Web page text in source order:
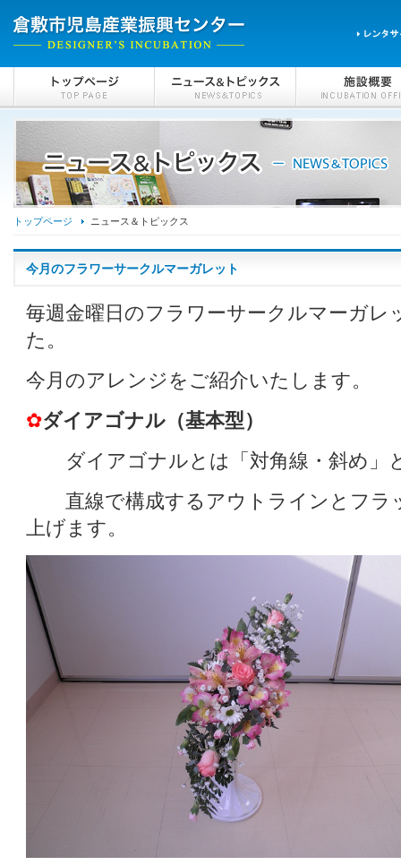
トップページ ニュース＆トピックス
今月のフラワーサークルマーガレット
毎週金曜日のフラワーサークルマーガレ
た。
今月のアレンジをご紹介いたします。
✿ダイアゴナル（基本型）
ダイアゴナルとは「対角線・斜め」
直線で構成するアウトラインとフラ
上げます。